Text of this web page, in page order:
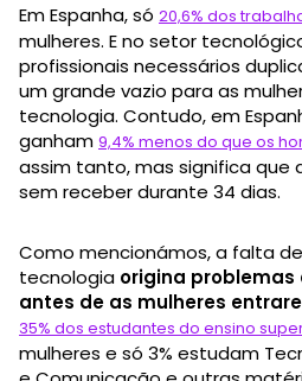
Em Espanha, só 20,6% dos
mulheres. E no setor
profissionais necessários
um grande vazio para as
tecnologia. Contudo, em
ganham 9,4% menos do que os
assim tanto, mas significa que
sem receber durante 34 dias.
Como mencionámos, a falta
tecnologia origina
antes de as mulheres
35% dos estudantes do ensino
mulheres e só 3% estudam